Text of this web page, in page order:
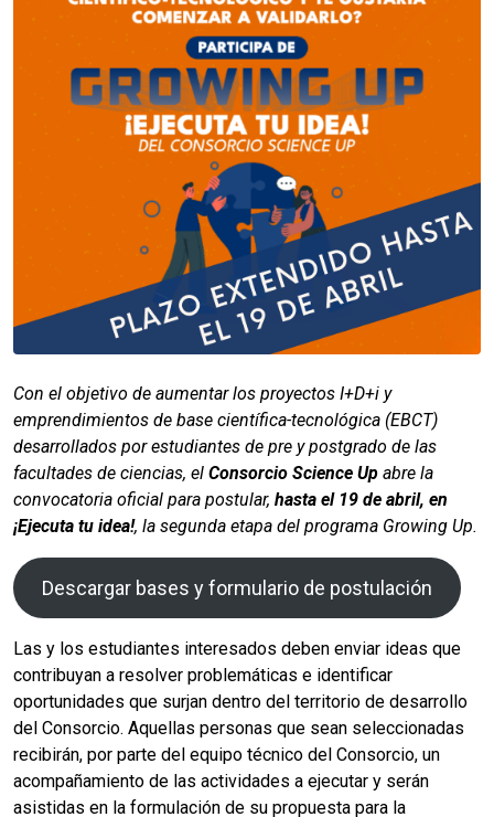
Con el objetivo de aumentar los proyectos I+D+i y
emprendimientos de base científica-tecnológica (EBCT)
desarrollados por estudiantes de pre y postgrado de las
facultades de ciencias, el Consorcio Science Up abre la
convocatoria oficial para postular, hasta el 19 de abril, en
¡Ejecuta tu idea!, la segunda etapa del programa Growing Up.
Descargar bases y formulario de postulación
Las y los estudiantes interesados deben enviar ideas que
contribuyan a resolver problemáticas e identificar
oportunidades que surjan dentro del territorio de desarrollo
del Consorcio. Aquellas personas que sean seleccionadas
recibirán, por parte del equipo técnico del Consorcio, un
acompañamiento de las actividades a ejecutar y serán
asistidas en la formulación de su propuesta para la